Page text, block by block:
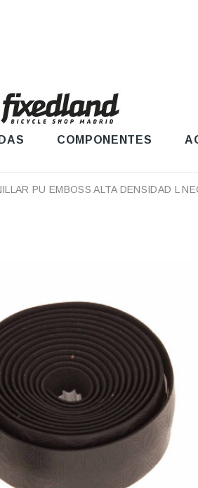
COMPONENTES
PU EMBOSS ALTA DENSIDAD L